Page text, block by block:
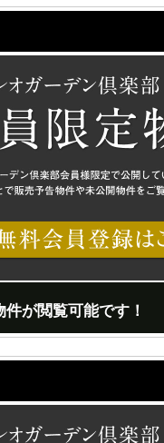
件が閲覧可能です！